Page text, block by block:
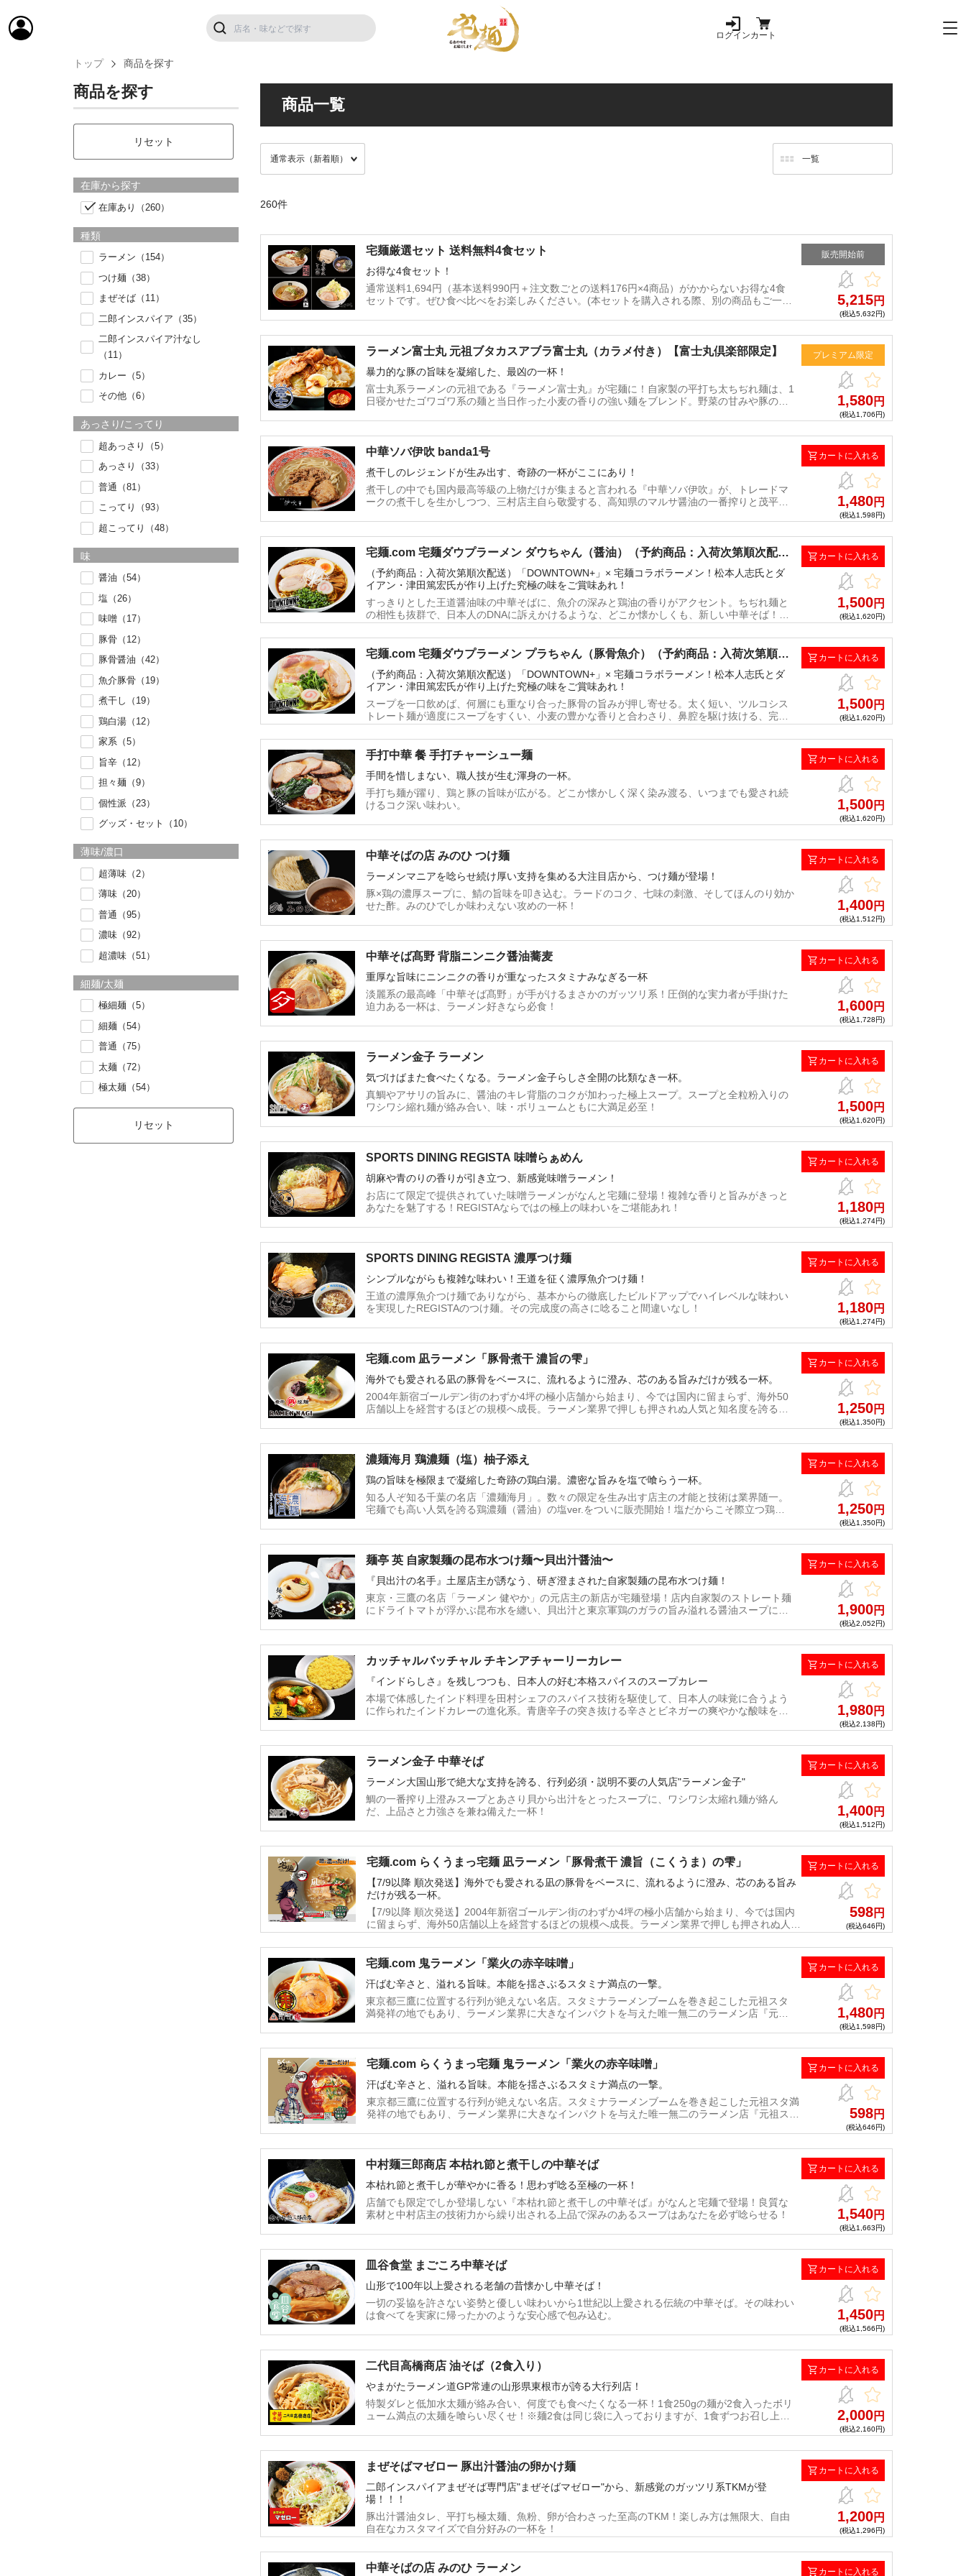
ログインカート
トップ 商品を探す
商品を探す
リセット
在庫から探す
在庫あり（260）
種類
ラーメン（154）
つけ麺（38）
まぜそば（11）
二郎インスパイア（35）
二郎インスパイア汁なし
（11）
カレー（5）
その他（6）
あっさり/こってり
超あっさり（5）
あっさり（33）
普通（81）
こってり（93）
超こってり（48）
味
醤油（54）
塩（26）
味噌（17）
豚骨（12）
豚骨醤油（42）
魚介豚骨（19）
煮干し（19）
鶏白湯（12）
家系（5）
旨辛（12）
担々麺（9）
個性派（23）
グッズ・セット（10）
薄味/濃口
超薄味（2）
薄味（20）
普通（95）
濃味（92）
超濃味（51）
細麺/太麺
極細麺（5）
細麺（54）
普通（75）
太麺（72）
極太麺（54）
リセット
商品一覧
260件
販売開始前
宅麺厳選セット 送料無料4食セット
お得な4食セット！
通常送料1,694円（基本送料990円＋注文数ごとの送料176円×4商品）がかからないお得な4食
セットです。ぜひ食べ比べをお楽しみください。(本セットを購入される際、別の商品もご一緒
5,215円
(税込5,632円)
プレミアム限定
ラーメン富士丸 元祖ブタカスアブラ富士丸（カラメ付き）【富士丸倶楽部限定】
暴力的な豚の旨味を凝縮した、最凶の一杯！
富士丸系ラーメンの元祖である『ラーメン富士丸』が宅麺に！自家製の平打ち太ちぢれ麺は、1
日寝かせたゴワゴワ系の麺と当日作った小麦の香りの強い麺をブレンド。野菜の甘みや豚の旨
1,580円
(税込1,706円)
カートに入れる
中華ソバ伊吹 banda1号
煮干しのレジェンドが生み出す、奇跡の一杯がここにあり！
煮干しの中でも国内最高等級の上物だけが集まると言われる『中華ソバ伊吹』が、トレードマ
ークの煮干しを生かしつつ、三村店主自ら敬愛する、高知県のマルサ醤油の一番搾りと茂平味
1,480円
(税込1,598円)
カートに入れる
宅麺.com 宅麺ダウプラーメン ダウちゃん（醤油）（予約商品：入荷次第順次配
送）
（予約商品：入荷次第順次配送）「DOWNTOWN+」× 宅麺コラボラーメン！松本人志氏とダ
イアン・津田篤宏氏が作り上げた究極の味をご賞味あれ！
すっきりとした王道醤油味の中華そばに、魚介の深みと鶏油の香りがアクセント。ちぢれ麺と
の相性も抜群で、日本人のDNAに訴えかけるような、どこか懐かしくも、新しい中華そば！※
注文時に配送希望日をご選択いただいた場合でも、ご案内させていただきました日程にて配送
手続きをさせていただきます。発送完了メールに記載の配送伝票番号を元に、ヤマト運輸へお
問い合わせいただきますと、ヤマト運輸保管期間内での配送日をご変更いただけます。※予約
販売商品と他の商品を同時に購入された場合、まとめて発送されるため、予約販売商品発送時
期に発送させていただきます。
1,500円
(税込1,620円)
カートに入れる
宅麺.com 宅麺ダウプラーメン プラちゃん（豚骨魚介）（予約商品：入荷次第順次
配送）
（予約商品：入荷次第順次配送）「DOWNTOWN+」× 宅麺コラボラーメン！松本人志氏とダ
イアン・津田篤宏氏が作り上げた究極の味をご賞味あれ！
スープを一口飲めば、何層にも重なり合った豚骨の旨みが押し寄せる。太く短い、ツルコシス
トレート麺が適度にスープをすくい、小麦の豊かな香りと合わさり、鼻腔を駆け抜ける、完成
度抜群の一杯！※注文時に配送希望日をご選択いただいた場合でも、ご案内させていただきま
した日程にて配送手続きをさせていただきます。発送完了メールに記載の配送伝票番号を元
に、ヤマト運輸へお問い合わせいただきますと、ヤマト運輸保管期間内での配送日をご変更い
ただけます。※予約販売商品と他の商品を同時に購入された場合、まとめて発送されるため、
予約販売商品発送時期に発送させていただきます。
1,500円
(税込1,620円)
カートに入れる
手打中華 餐 手打チャーシュー麺
手間を惜しまない、職人技が生む渾身の一杯。
手打ち麺が躍り、鶏と豚の旨味が広がる。どこか懐かしく深く染み渡る、いつまでも愛され続
けるコク深い味わい。
1,500円
(税込1,620円)
カートに入れる
中華そばの店 みのひ つけ麺
ラーメンマニアを唸らせ続け厚い支持を集める大注目店から、つけ麺が登場！
豚×鶏の濃厚スープに、鯖の旨味を叩き込む。ラードのコク、七味の刺激、そしてほんのり効か
せた酢。みのひでしか味わえない攻めの一杯！
1,400円
(税込1,512円)
カートに入れる
中華そば髙野 背脂ニンニク醤油蕎麦
重厚な旨味にニンニクの香りが重なったスタミナみなぎる一杯
淡麗系の最高峰「中華そば髙野」が手がけるまさかのガッツリ系！圧倒的な実力者が手掛けた
迫力ある一杯は、ラーメン好きなら必食！
1,600円
(税込1,728円)
カートに入れる
ラーメン金子 ラーメン
気づけばまた食べたくなる。ラーメン金子らしさ全開の比類なき一杯。
真鯛やアサリの旨みに、醤油のキレ背脂のコクが加わった極上スープ。スープと全粒粉入りの
ワシワシ縮れ麺が絡み合い、味・ボリュームともに大満足必至！
1,500円
(税込1,620円)
カートに入れる
SPORTS DINING REGISTA 味噌らぁめん
胡麻や青のりの香りが引き立つ、新感覚味噌ラーメン！
お店にて限定で提供されていた味噌ラーメンがなんと宅麺に登場！複雑な香りと旨みがきっと
あなたを魅了する！REGISTAならではの極上の味わいをご堪能あれ！
1,180円
(税込1,274円)
カートに入れる
SPORTS DINING REGISTA 濃厚つけ麺
シンプルながらも複雑な味わい！王道を征く濃厚魚介つけ麺！
王道の濃厚魚介つけ麺でありながら、基本からの徹底したビルドアップでハイレベルな味わい
を実現したREGISTAのつけ麺。その完成度の高さに唸ること間違いなし！
1,180円
(税込1,274円)
カートに入れる
宅麺.com 凪ラーメン「豚骨煮干 濃旨の雫」
海外でも愛される凪の豚骨をベースに、流れるように澄み、芯のある旨みだけが残る一杯。
2004年新宿ゴールデン街のわずか4坪の極小店舗から始まり、今では国内に留まらず、海外50
店舗以上を経営するほどの規模へ成長。ラーメン業界で押しも押されぬ人気と知名度を誇る
1,250円
(税込1,350円)
カートに入れる
濃麺海月 鶏濃麺（塩）柚子添え
鶏の旨味を極限まで凝縮した奇跡の鶏白湯。濃密な旨みを塩で喰らう一杯。
知る人ぞ知る千葉の名店「濃麺海月」。数々の限定を生み出す店主の才能と技術は業界随一。
宅麺でも高い人気を誇る鶏濃麺（醤油）の塩ver.をついに販売開始！塩だからこそ際立つ鶏の
1,250円
(税込1,350円)
カートに入れる
麺亭 英 自家製麺の昆布水つけ麺〜貝出汁醤油〜
『貝出汁の名手』土屋店主が誘なう、研ぎ澄まされた自家製麺の昆布水つけ麺！
東京・三鷹の名店「ラーメン 健やか」の元店主の新店が宅麺登場！店内自家製のストレート麺
にドライトマトが浮かぶ昆布水を纏い、貝出汁と東京軍鶏のガラの旨み溢れる醤油スープに岩
1,900円
(税込2,052円)
カートに入れる
カッチャルバッチャル チキンアチャーリーカレー
『インドらしさ』を残しつつも、日本人の好む本格スパイスのスープカレー
本場で体感したインド料理を田村シェフのスパイス技術を駆使して、日本人の味覚に合うよう
に作られたインドカレーの進化系。青唐辛子の突き抜ける辛さとビネガーの爽やかな酸味を効
1,980円
(税込2,138円)
カートに入れる
ラーメン金子 中華そば
ラーメン大国山形で絶大な支持を誇る、行列必須・説明不要の人気店"ラーメン金子"
鯛の一番搾り上澄みスープとあさり貝から出汁をとったスープに、ワシワシ太縮れ麺が絡ん
だ、上品さと力強さを兼ね備えた一杯！
1,400円
(税込1,512円)
カートに入れる
宅麺.com らくうまっ宅麺 凪ラーメン「豚骨煮干 濃旨（こくうま）の雫」
【7/9以降 順次発送】海外でも愛される凪の豚骨をベースに、流れるように澄み、芯のある旨み
だけが残る一杯。
【7/9以降 順次発送】2004年新宿ゴールデン街のわずか4坪の極小店舗から始まり、今では国内
に留まらず、海外50店舗以上を経営するほどの規模へ成長。ラーメン業界で押しも押されぬ人気
と知名度を誇る『ラーメン凪』が監修し、アニメ『鬼滅の刃』とのコラボにて実現した『らくう
まっ宅麺 凪ラーメン「豚骨煮干 濃旨（こくうま）の雫」』をイラストカード付きでお届け！
598円
(税込646円)
カートに入れる
宅麺.com 鬼ラーメン「業火の赤辛味噌」
汗ばむ辛さと、溢れる旨味。本能を揺さぶるスタミナ満点の一撃。
東京都三鷹に位置する行列が絶えない名店。スタミナラーメンブームを巻き起こした元祖スタ
満発祥の地でもあり、ラーメン業界に大きなインパクトを与えた唯一無二のラーメン店『元祖
1,480円
(税込1,598円)
カートに入れる
宅麺.com らくうまっ宅麺 鬼ラーメン「業火の赤辛味噌」
汗ばむ辛さと、溢れる旨味。本能を揺さぶるスタミナ満点の一撃。
東京都三鷹に位置する行列が絶えない名店。スタミナラーメンブームを巻き起こした元祖スタ満
発祥の地でもあり、ラーメン業界に大きなインパクトを与えた唯一無二のラーメン店『元祖スタ
598円
(税込646円)
カートに入れる
中村麺三郎商店 本枯れ節と煮干しの中華そば
本枯れ節と煮干しが華やかに香る！思わず唸る至極の一杯！
店舗でも限定でしか登場しない『本枯れ節と煮干しの中華そば』がなんと宅麺で登場！良質な
素材と中村店主の技術力から繰り出される上品で深みのあるスープはあなたを必ず唸らせる！
1,540円
(税込1,663円)
カートに入れる
皿谷食堂 まごころ中華そば
山形で100年以上愛される老舗の昔懐かし中華そば！
一切の妥協を許さない姿勢と優しい味わいから1世紀以上愛される伝統の中華そば。その味わい
は食べてを実家に帰ったかのような安心感で包み込む。
1,450円
(税込1,566円)
カートに入れる
二代目高橋商店 油そば（2食入り）
やまがたラーメン道GP常連の山形県東根市が誇る大行列店！
特製ダレと低加水太麺が絡み合い、何度でも食べたくなる一杯！1食250gの麺が2食入ったボリ
ューム満点の太麺を喰らい尽くせ！※麺2食は同じ袋に入っておりますが、1食ずつお召し上が
2,000円
(税込2,160円)
カートに入れる
まぜそばマゼロー 豚出汁醤油の卵かけ麺
二郎インスパイアまぜそば専門店"まぜそばマゼロー"から、新感覚のガッツリ系TKMが登
場！！！
豚出汁醤油タレ、平打ち極太麺、魚粉、卵が合わさった至高のTKM！楽しみ方は無限大、自由
自在なカスタマイズで自分好みの一杯を！
1,200円
(税込1,296円)
カートに入れる
中華そばの店 みのひ ラーメン